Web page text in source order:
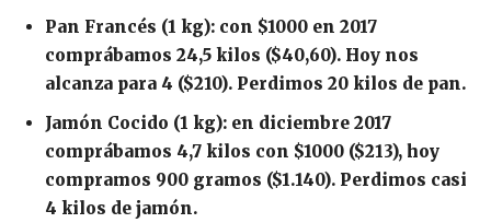
Pan Francés (1 kg): con $1000 en 2017
comprábamos 24,5 kilos ($40,60). Hoy nos
alcanza para 4 ($210). Perdimos 20 kilos de pan.
Jamón Cocido (1 kg): en diciembre 2017
comprábamos 4,7 kilos con $1000 ($213), hoy
compramos 900 gramos ($1.140). Perdimos casi
4 kilos de jamón.